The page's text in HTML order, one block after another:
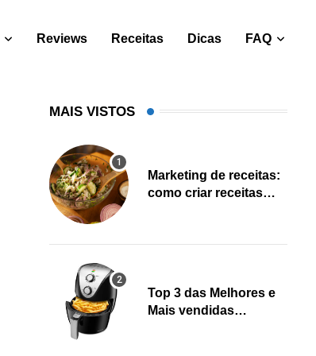
Reviews Receitas Dicas FAQ
MAIS VISTOS
Marketing de receitas:
como criar receitas
Top 3 das Melhores e
Mais vendidas